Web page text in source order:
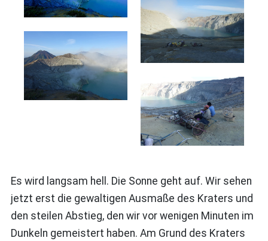
Es wird langsam hell. Die Sonne geht auf. Wir sehen
jetzt erst die gewaltigen Ausmaße des Kraters und
den steilen Abstieg, den wir vor wenigen Minuten im
Dunkeln gemeistert haben. Am Grund des Kraters